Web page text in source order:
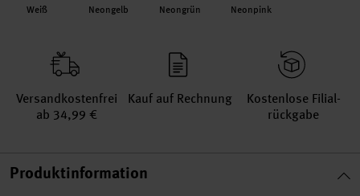
Weiß Neongelb Neongrün Neonpink
Versand­kosten­frei
ab 34,99 €
Kauf auf Rechnung
Kosten­lose Filial­
rückgabe
Produktinformation